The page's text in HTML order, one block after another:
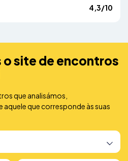
4,3/10
site de encontros
que analisámos,
que corresponde às suas